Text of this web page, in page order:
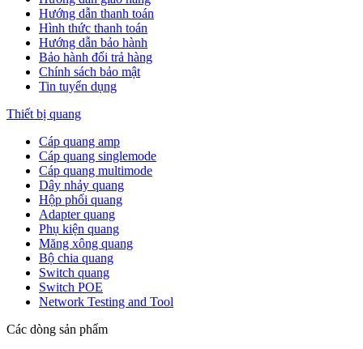
Hướng dẫn thanh toán
Hình thức thanh toán
Hướng dẫn bảo hành
Bảo hành đổi trả hàng
Chính sách bảo mật
Tin tuyển dụng
Thiết bị quang
Cáp quang amp
Cáp quang singlemode
Cáp quang multimode
Dây nhảy quang
Hộp phối quang
Adapter quang
Phụ kiện quang
Măng xông quang
Bộ chia quang
Switch quang
Switch POE
Network Testing and Tool
Các dòng sản phẩm